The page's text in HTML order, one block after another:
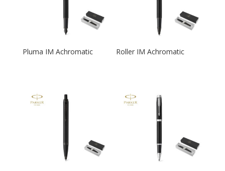
Pluma IM Achromatic Roller IM Achromatic